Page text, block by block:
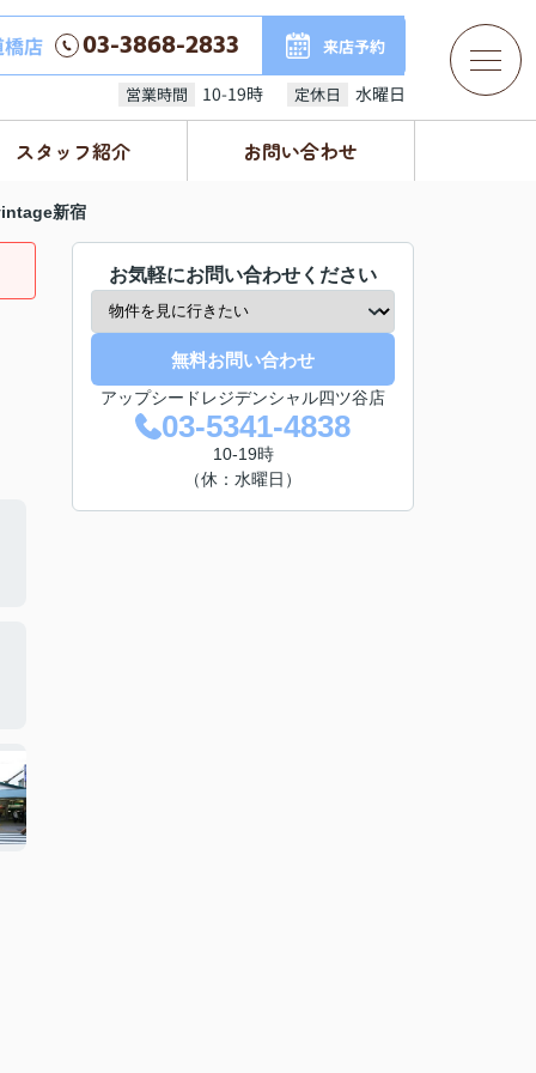
店 03-3868-2833 来店予約
営業時間 10-19時 定休日 水曜日
スタッフ紹介 お問い合わせ
新宿
お気軽にお問い合わせください
無料お問い合わせ
アップシードレジデンシャル四ツ谷店
03-5341-4838
10-19時
（休：水曜日）